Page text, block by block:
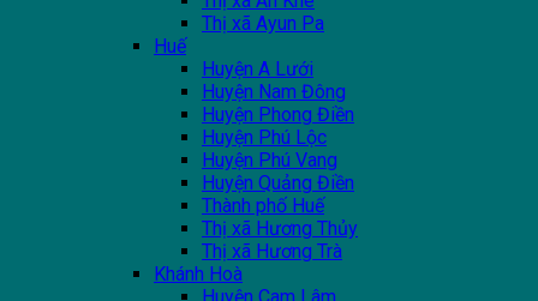
Thị xã Ayun Pa
Huế
Huyện A Lưới
Huyện Nam Đông
Huyện Phong Điền
Huyện Phú Lộc
Huyện Phú Vang
Huyện Quảng Điền
Thành phố Huế
Thị xã Hương Thủy
Thị xã Hương Trà
Khánh Hoà